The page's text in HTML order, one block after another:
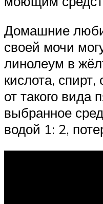
Домашние
своей мочи
линолеум в
кислота,
от такого вида
выбранное
водой 1: 2,